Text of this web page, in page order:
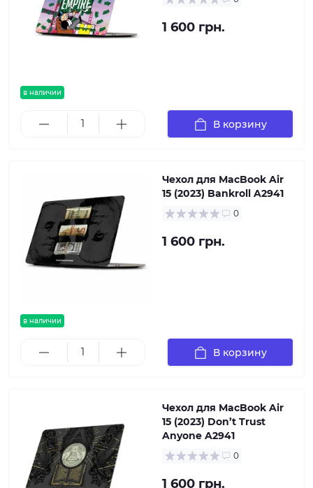
в наличии
1 600 грн.
В корзину
в наличии
Чехол для MacBook Air
15 (2023) Bankroll A2941
0
1 600 грн.
В корзину
Чехол для MacBook Air
15 (2023) Don’t Trust
Anyone A2941
0
1 600 грн.